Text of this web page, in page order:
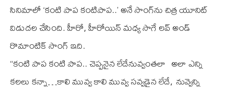
సినిమాలో ‘కంటి పాప కంటిపాప‌..’ అనే సాంగ్‌ను చిత్ర యూనిట్
విడుద‌ల చేసింది. హీరో, హీరోయిన్ మ‌ధ్య సాగే ల‌వ్ అండ్
రొమాంటిక్ సాంగ్ ఇది.
‘‘కంటి పాప కంటి పాప.. చెప్ప‌నైన లేదేనువ్వంత‌లా అలా ఎన్ని
క‌ల‌లు క‌న్నా…కాలి మువ్వ కాలి మువ్వ స‌వ్వ‌డైన లేదే, నువ్వెన్ని